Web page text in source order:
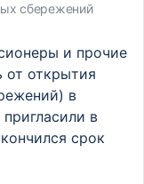
сбережений
и прочие
от открытия
в
в
срок